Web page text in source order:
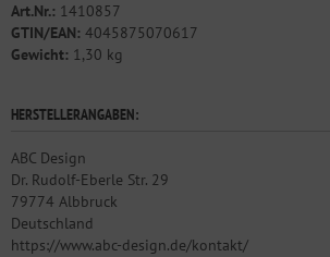
Art.Nr.: 1410857
GTIN/EAN: 4045875070617
Gewicht: 1,30 kg
HERSTELLERANGABEN:
ABC Design
Dr. Rudolf-Eberle Str. 29
79774 Albbruck
Deutschland
https://www.abc-design.de/kontakt/